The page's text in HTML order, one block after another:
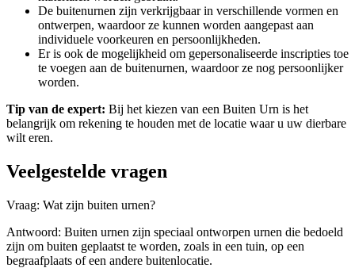
De buitenurnen zijn verkrijgbaar in verschillende vormen en
ontwerpen, waardoor ze kunnen worden aangepast aan
individuele voorkeuren en persoonlijkheden.
Er is ook de mogelijkheid om gepersonaliseerde inscripties toe
te voegen aan de buitenurnen, waardoor ze nog persoonlijker
worden.
Tip van de expert: Bij het kiezen van een Buiten Urn is het
belangrijk om rekening te houden met de locatie waar u uw dierbare
wilt eren.
Veelgestelde vragen
Vraag: Wat zijn buiten urnen?
Antwoord: Buiten urnen zijn speciaal ontworpen urnen die bedoeld
zijn om buiten geplaatst te worden, zoals in een tuin, op een
begraafplaats of een andere buitenlocatie.